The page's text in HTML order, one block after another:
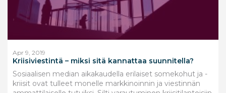
Apr 9, 2019
Kriisiviestintä – miksi sitä kannattaa suunnitella?
Sosiaalisen median aikakaudella erilaiset somekohut ja -
kriisit ovat tulleet monelle markkinoinnin ja viestinnän